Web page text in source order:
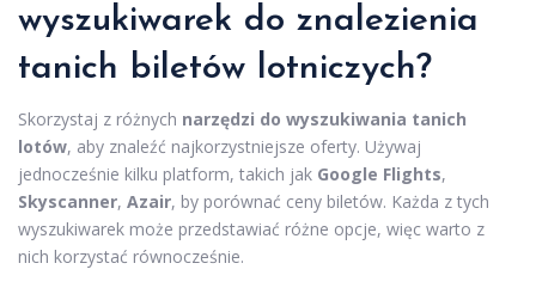
wyszukiwarek do znalezienia
tanich biletów lotniczych?
Skorzystaj z różnych narzędzi do wyszukiwania tanich
lotów, aby znaleźć najkorzystniejsze oferty. Używaj
jednocześnie kilku platform, takich jak Google Flights,
Skyscanner, Azair, by porównać ceny biletów. Każda z tych
wyszukiwarek może przedstawiać różne opcje, więc warto z
nich korzystać równocześnie.